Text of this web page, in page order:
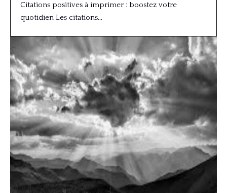
Citations positives à imprimer : boostez votre
quotidien Les citations…